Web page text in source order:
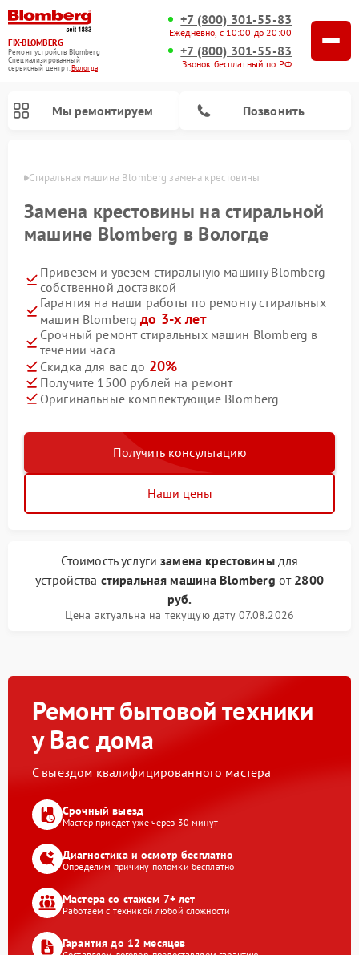
FIX-BLOMBERG
Ремонт устройств Blomberg
Специализированный
cервисный центр г.Вологда
+7 (800) 301-55-83
Ежедневно, с 10:00 до 20:00
+7 (800) 301-55-83
Звонок бесплатный по РФ
Мы ремонтируем Позвонить
Стиральная машина Blomberg замена крестовины
Замена крестовины на стиральной
машине Blomberg в Вологде
Привезем и увезем стиральную машину Blomberg
собственной доставкой
Гарантия на наши работы по ремонту стиральных
машин Blombergдо 3-х лет
Срочный ремонт стиральных машин Blomberg в
течении часа
Скидка для вас до 20%
Получите 1500 рублей на ремонт
Оригинальные комплектующие Blomberg
Получить консультацию
Наши цены
Стоимость услугизамена крестовиныдля
устройства стиральная машина Blomberg от 2800
руб.
Цена актуальна на текущую дату 07.08.2026
Ремонт бытовой техники
у Вас дома
С выездом квалифицированного мастера
Срочный выезд
Мастер приедет уже через 30 минут
Диагностика и осмотр бесплатно
Определим причину поломки бесплатно
Мастера со стажем 7+ лет
Работаем с техникой любой сложности
Гарантия до 12 месяцев